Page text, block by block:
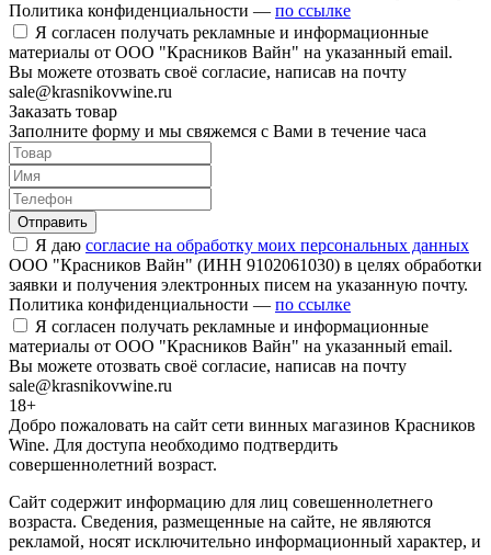
Политика конфиденциальности — по ссылке
Я согласен получать рекламные и информационные
материалы от ООО "Красников Вайн" на указанный email.
Вы можете отозвать своё согласие, написав на почту
sale@krasnikovwine.ru
Заказать товар
Заполните форму и мы свяжемся с Вами в течение часа
Отправить
Я даю согласие на обработку моих персональных данных
ООО "Красников Вайн" (ИНН 9102061030) в целях обработки
заявки и получения электронных писем на указанную почту.
Политика конфиденциальности — по ссылке
Я согласен получать рекламные и информационные
материалы от ООО "Красников Вайн" на указанный email.
Вы можете отозвать своё согласие, написав на почту
sale@krasnikovwine.ru
18+
Добро пожаловать на сайт сети винных магазинов Красников
Wine. Для доступа необходимо подтвердить
совершеннолетний возраст.
Сайт содержит информацию для лиц совешеннолетнего
возраста. Сведения, размещенные на сайте, не являются
рекламой, носят исключительно информационный характер, и